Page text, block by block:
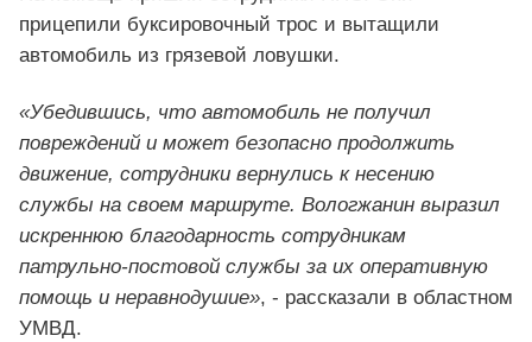
прицепили буксировочный трос и вытащили
автомобиль из грязевой ловушки.
«Убедившись, что автомобиль не получил
повреждений и может безопасно продолжить
движение, сотрудники вернулись к несению
службы на своем маршруте. Вологжанин выразил
искреннюю благодарность сотрудникам
патрульно-постовой службы за их оперативную
помощь и неравнодушие», - рассказали в областном
УМВД.